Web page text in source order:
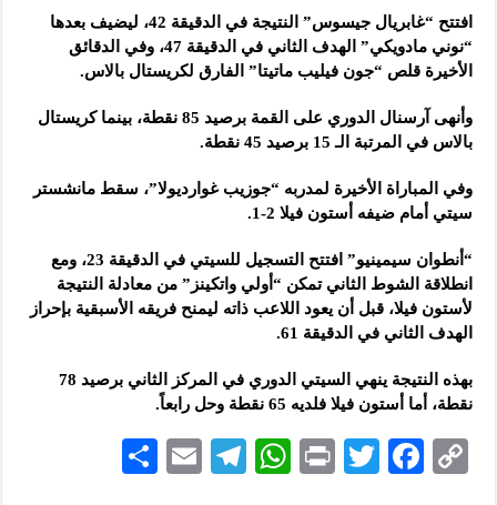
افتتح “غابريال جيسوس” النتيجة في الدقيقة 42، ليضيف بعدها
“نوني مادويكي” الهدف الثاني في الدقيقة 47، وفي الدقائق
الأخيرة قلص “جون فيليب ماتيتا” الفارق لكريستال بالاس.
وأنهى آرسنال الدوري على القمة برصيد 85 نقطة، بينما كريستال
بالاس في المرتبة الـ 15 برصيد 45 نقطة.
وفي المباراة الأخيرة لمدربه “جوزيب غوارديولا”، سقط مانشستر
سيتي أمام ضيفه أستون فيلا 2-1.
“أنطوان سيمينيو” افتتح التسجيل للسيتي في الدقيقة 23، ومع
انطلاقة الشوط الثاني تمكن “أولي واتكينز” من معادلة النتيجة
لأستون فيلا، قبل أن يعود اللاعب ذاته ليمنح فريقه الأسبقية بإحراز
الهدف الثاني في الدقيقة 61.
بهذه النتيجة ينهي السيتي الدوري في المركز الثاني برصيد 78
نقطة، أما أستون فيلا فلديه 65 نقطة وحل رابعاً.
C
F
T
P
W
Te
E